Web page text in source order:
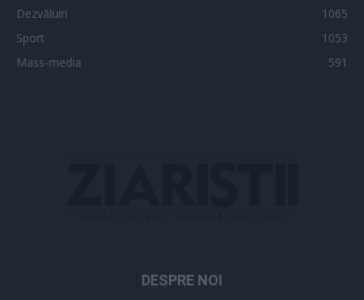
Dezvăluiri
1065
Sport
1053
Mass-media
591
DESPRE NOI